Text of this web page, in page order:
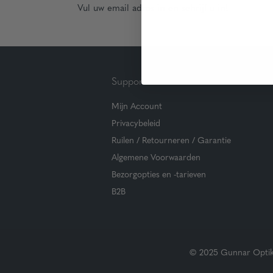
Vul uw email adres in en schrijf u in!
Support
Mijn Account
Privacybeleid
Ruilen / Retourneren / Garantie
Algemene Voorwaarden
Bezorgopties en -tarieven
B2B
© 2025 Gunnar